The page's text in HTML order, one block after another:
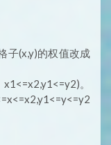
子(x,y)的权值改成
。